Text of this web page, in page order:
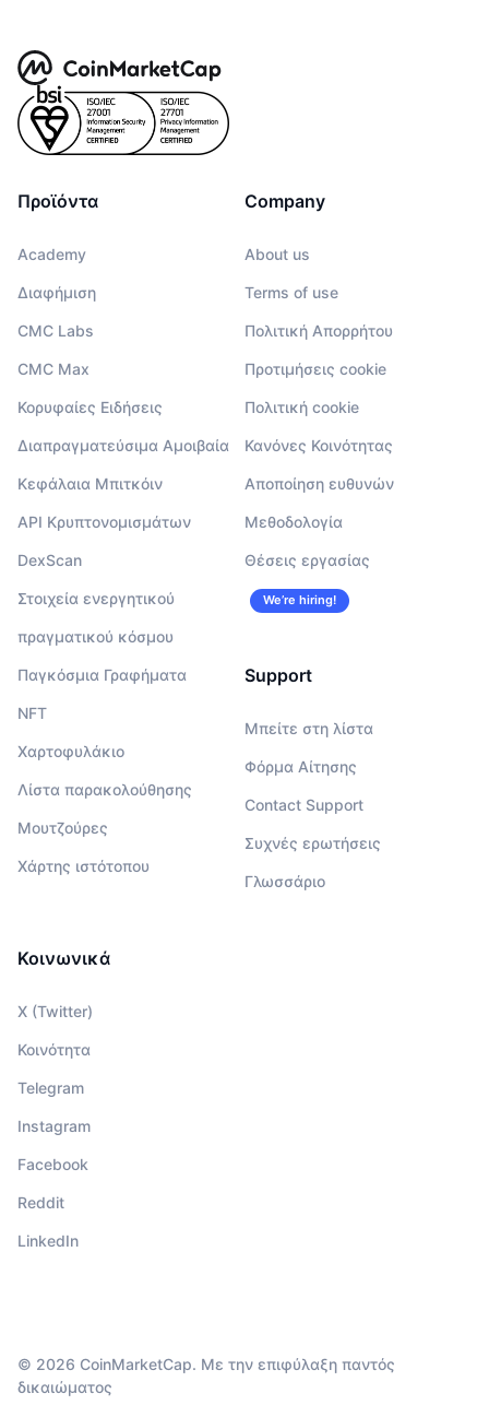
Προϊόντα
Academy
Διαφήμιση
CMC Labs
CMC Max
Κορυφαίες Ειδήσεις
Διαπραγματεύσιμα Αμοιβαία
Κεφάλαια Μπιτκόιν
API Κρυπτονομισμάτων
DexScan
Στοιχεία ενεργητικού
πραγματικού κόσμου
Παγκόσμια Γραφήματα
NFT
Χαρτοφυλάκιο
Λίστα παρακολούθησης
Μουτζούρες
Χάρτης ιστότοπου
Company
About us
Terms of use
Πολιτική Απορρήτου
Προτιμήσεις cookie
Πολιτική cookie
Κανόνες Κοινότητας
Αποποίηση ευθυνών
Μεθοδολογία
Θέσεις εργασίας
We’re hiring!
Support
Μπείτε στη λίστα
Φόρμα Αίτησης
Contact Support
Συχνές ερωτήσεις
Γλωσσάριο
Κοινωνικά
X (Twitter)
Κοινότητα
Telegram
Instagram
Facebook
Reddit
LinkedIn
© 2026 CoinMarketCap. Με την επιφύλαξη παντός
δικαιώματος